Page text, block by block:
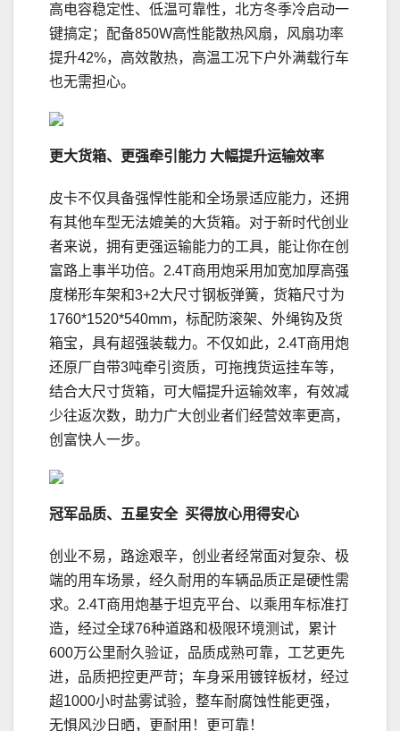
高电容稳定性、低温可靠性，北方冬季冷启动一
键搞定；配备850W高性能散热风扇，风扇功率
提升42%，高效散热，高温工况下户外满载行车
也无需担心。
更大货箱、 更强牵引能力 大幅提升运输效率
皮卡不仅具备强悍性能和全场景适应能力，还拥
有其他车型无法媲美的大货箱。对于新时代创业
者来说，拥有更强运输能力的工具，能让你在创
富路上事半功倍。2.4T商用炮采用加宽加厚高强
度梯形车架和3+2大尺寸钢板弹簧，货箱尺寸为
1760*1520*540mm，标配防滚架、外绳钩及货
箱宝，具有超强装载力。不仅如此，2.4T商用炮
还原厂自带3吨牵引资质，可拖拽货运挂车等，
结合大尺寸货箱，可大幅提升运输效率，有效减
少往返次数，助力广大创业者们经营效率更高，
创富快人一步。
冠军品质、五星安全 买得放心用得安心
创业不易，路途艰辛，创业者经常面对复杂、极
端的用车场景，经久耐用的车辆品质正是硬性需
求。2.4T商用炮基于坦克平台、以乘用车标准打
造，经过全球76种道路和极限环境测试，累计
600万公里耐久验证，品质成熟可靠，工艺更先
进，品质把控更严苛；车身采用镀锌板材，经过
超1000小时盐雾试验，整车耐腐蚀性能更强，
无惧风沙日晒，更耐用！更可靠！